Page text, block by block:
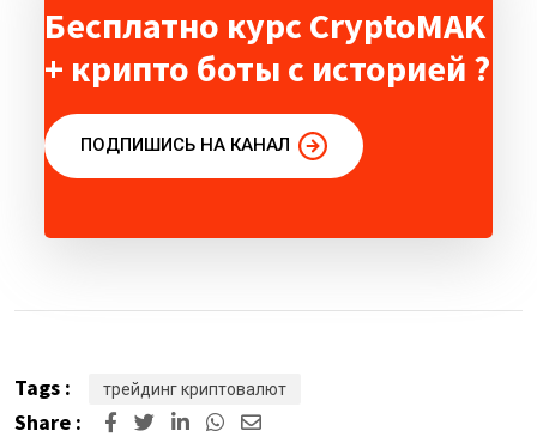
Бесплатно курс CryptoMAK
+ крипто боты с историей ?
ПОДПИШИСЬ НА КАНАЛ
Tags : трейдинг криптовалют
Share :